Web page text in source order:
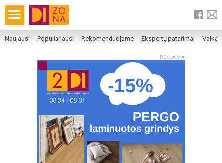
Naujausi Populiariausi Rekomenduojame Ekspertų patarimai
REKLAMA